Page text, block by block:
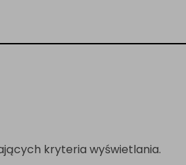
kryteria wyświetlania.